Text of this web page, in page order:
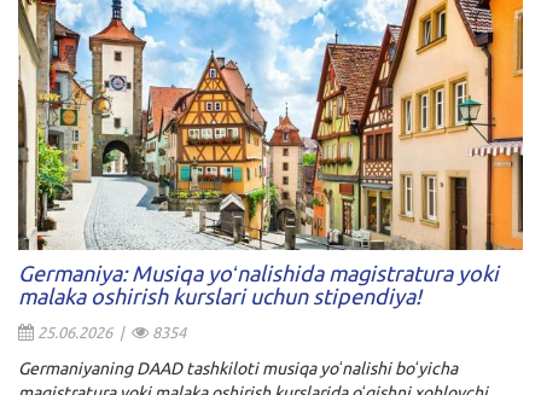
Germaniya: Musiqa yoʻnalishida magistratura yoki
malaka oshirish kurslari uchun stipendiya!
25.06.2026 | 8354
Germaniyaning DAAD tashkiloti musiqa yoʻnalishi boʻyicha